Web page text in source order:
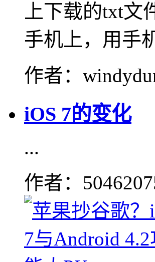
上下载的txt
手机上，用手
作者：
iOS 7的变化
...
作者：